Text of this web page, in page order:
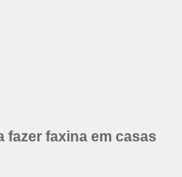
fazer faxina em casas